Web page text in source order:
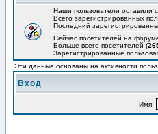
Наши пользователи оставили
Всего зарегистрированных
Последний
Сейчас посетителей на
Больше всего посетителей (
Зарегистрированные
Эти данные основаны на активности
Вход
Имя: